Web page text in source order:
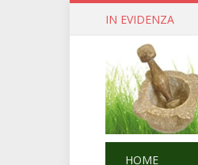
IN EVIDENZA
HOME